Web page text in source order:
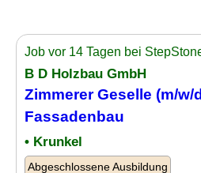
Job vor 14 Tagen bei
B D Holzbau GmbH
ZimmererGeselle (m/w/
Fassadenbau
• Krunkel
Abgeschlossene Ausbildung